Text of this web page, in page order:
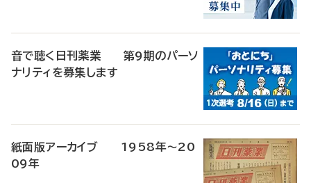
音で聴く日刊薬業 第9期のパーソ
ナリティを募集します
紙面版アーカイブ 1958年～20
09年